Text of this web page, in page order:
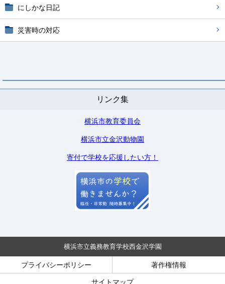
にしかな日記
災害時の対応
リンク集
横浜市教育委員会
横浜市立金沢動物園
寄付で学校を応援したい方！
横浜市立義務教育学校西金沢学園
プライバシーポリシー 著作権情報
サイトマップ